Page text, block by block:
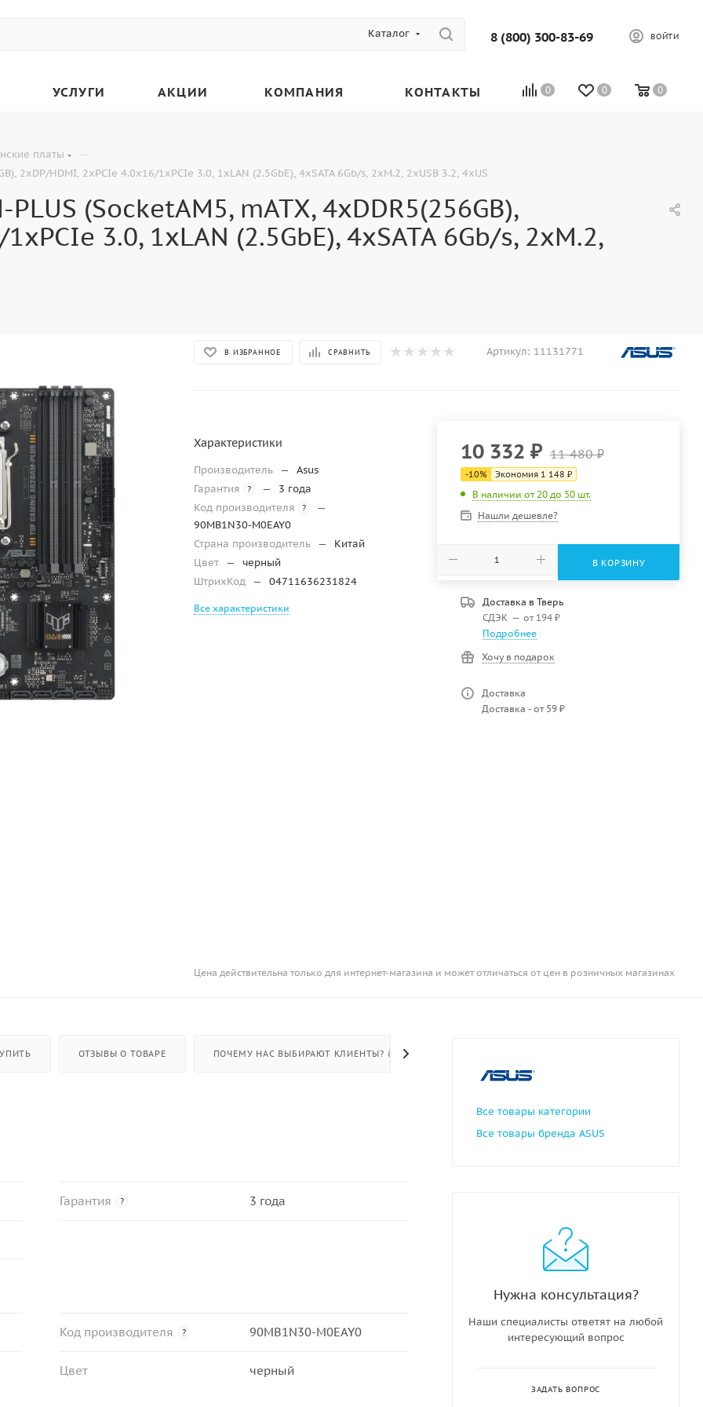
Каталог 8 (800) 300-83-69 ВОЙТИ
0 0 0
УСЛУГИ АКЦИИ КОМПАНИЯ КОНТАКТЫ
платы —
2xDP/HDMI, 2xPCIe 4.0x16/1xPCIe 3.0, 1xLAN (2.5GbE), 4xSATA 6Gb/s, 2xM.2, 2xUSB 3.2, 4xUS
PLUS (SocketAM5, mATX, 4xDDR5(256GB),
3.0, 1xLAN (2.5GbE), 4xSATA 6Gb/s, 2xM.2,
В ИЗБРАННОЕ СРАВНИТЬ Артикул: 11131771
Характеристики
Производитель —
Asus
Гарантия
? —
3 года
Код производителя
?
—
90MB1N30-M0EAY0
Страна производитель —
Китай
Цвет —
черный
ШтрихКод — 04711636231824
Все характеристики
10 332 ₽ 11 480₽
-10% Экономия 1 148 ₽
В наличии от 20 до 50 шт.
Нашли дешевле?
В КОРЗИНУ
Доставка в Тверь
СДЭК — от 194 ₽
Подробнее
Хочу в подарок
Доставка
Доставка - от 59 ₽
Цена действительна только для интернет-магазина и может отличаться от цен в розничных магазинах
ОТЗЫВЫ О ТОВАРЕ ПОЧЕМУ НАС ВЫБИРАЮТ КЛИЕНТЫ? 👍
Гарантия ? 3 года
Код производителя ? 90MB1N30-M0EAY0
Цвет черный
Все товары категории
Все товары бренда ASUS
Нужна консультация?
Наши специалисты ответят на любой
интересующий вопрос
ЗАДАТЬ ВОПРОС